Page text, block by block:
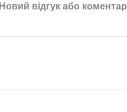
Новий відгук або коментар